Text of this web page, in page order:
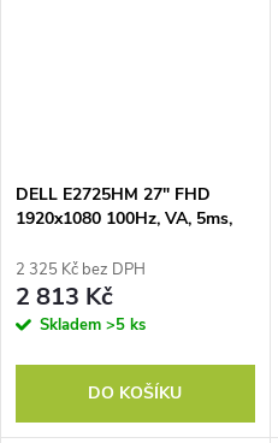
DELL E2725HM 27" FHD
1920x1080 100Hz, VA, 5ms,
VGA, 3Yr
2 325 Kč bez DPH
2 813 Kč
Skladem >5 ks
DO KOŠÍKU